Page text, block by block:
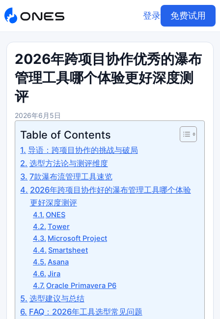
登录 免费试用
2026年跨项目协作优秀的瀑布
管理工具哪个体验更好深度测
评
2026年6月5日
Table of Contents
导语：跨项目协作的挑战与破局
选型方法论与测评维度
7款瀑布流管理工具速览
2026年跨项目协作好的瀑布管理工具哪个体验
更好深度测评
ONES
Tower
Microsoft Project
Smartsheet
Asana
Jira
Oracle Primavera P6
选型建议与总结
FAQ：2026年工具选型常见问题